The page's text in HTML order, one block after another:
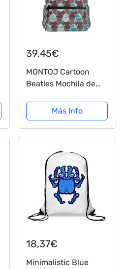
39,45€
MONTOJ Cartoon
Beatles Mochila de
Más Info
18,37€
Minimalistic Blue